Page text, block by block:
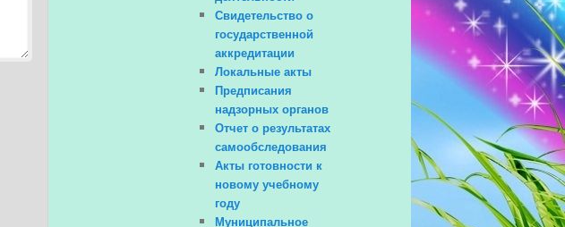
Свидетельство о
государственной
аккредитации
Локальные акты
Предписания
надзорных органов
Отчет о результатах
самообследования
Акты готовности к
новому учебному
году
Муниципальное